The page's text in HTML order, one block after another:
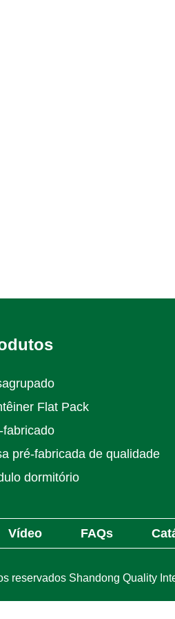
Flat Pack
fabricado
pré-fabricada de qualidade
dormitório
Vídeo FAQs
reservados Shandong Quality